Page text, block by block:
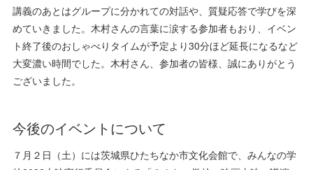
講義のあとはグループに分かれての対話や、質疑応答で学びを深
めていきました。木村さんの言葉に涙する参加者もおり、イベン
ト終了後のおしゃべりタイムが予定より30分ほど延長になるなど
大変濃い時間でした。木村さん、参加者の皆様、誠にありがとう
ございました。
今後のイベントについて
７月２日（土）には茨城県ひたちなか市文化会館で、みんなの学